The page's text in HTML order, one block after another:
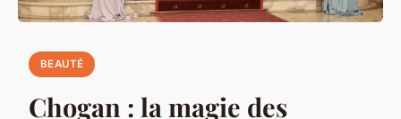
BEAUTÉ
Chogan : la magie des